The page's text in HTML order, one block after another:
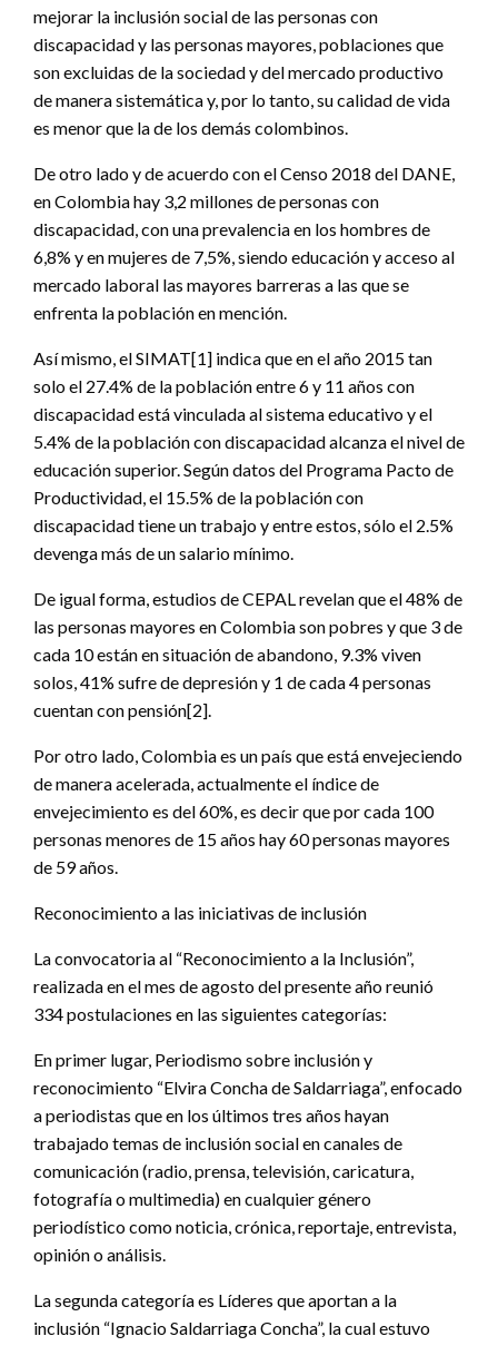
mejorar la inclusión social de las personas con
discapacidad y las personas mayores, poblaciones que
son excluidas de la sociedad y del mercado productivo
de manera sistemática y, por lo tanto, su calidad de vida
es menor que la de los demás colombinos.
De otro lado y de acuerdo con el Censo 2018 del DANE,
en Colombia hay 3,2 millones de personas con
discapacidad, con una prevalencia en los hombres de
6,8% y en mujeres de 7,5%, siendo educación y acceso al
mercado laboral las mayores barreras a las que se
enfrenta la población en mención.
Así mismo, el SIMAT[1] indica que en el año 2015 tan
solo el 27.4% de la población entre 6 y 11 años con
discapacidad está vinculada al sistema educativo y el
5.4% de la población con discapacidad alcanza el nivel de
educación superior. Según datos del Programa Pacto de
Productividad, el 15.5% de la población con
discapacidad tiene un trabajo y entre estos, sólo el 2.5%
devenga más de un salario mínimo.
De igual forma, estudios de CEPAL revelan que el 48% de
las personas mayores en Colombia son pobres y que 3 de
cada 10 están en situación de abandono, 9.3% viven
solos, 41% sufre de depresión y 1 de cada 4 personas
cuentan con pensión[2].
Por otro lado, Colombia es un país que está envejeciendo
de manera acelerada, actualmente el índice de
envejecimiento es del 60%, es decir que por cada 100
personas menores de 15 años hay 60 personas mayores
de 59 años.
Reconocimiento a las iniciativas de inclusión
La convocatoria al “Reconocimiento a la Inclusión”,
realizada en el mes de agosto del presente año reunió
334 postulaciones en las siguientes categorías:
En primer lugar, Periodismo sobre inclusión y
reconocimiento “Elvira Concha de Saldarriaga”, enfocado
a periodistas que en los últimos tres años hayan
trabajado temas de inclusión social en canales de
comunicación (radio, prensa, televisión, caricatura,
fotografía o multimedia) en cualquier género
periodístico como noticia, crónica, reportaje, entrevista,
opinión o análisis.
La segunda categoría es Líderes que aportan a la
inclusión “Ignacio Saldarriaga Concha”, la cual estuvo